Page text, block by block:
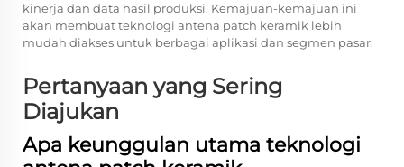
kinerja dan data hasil produksi. Kemajuan-kemajuan ini
akan membuat teknologi antena patch keramik lebih
mudah diakses untuk berbagai aplikasi dan segmen pasar.
Pertanyaan yang Sering
Diajukan
Apa keunggulan utama teknologi